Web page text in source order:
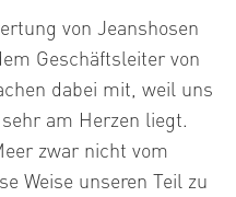
von Jeanshosen
Geschäftsleiter von
dabei mit, weil uns
am Herzen liegt.
zwar nicht vom
Weise unseren Teil zu